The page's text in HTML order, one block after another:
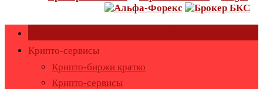
Крипто-сервисы
Крипто-биржи кратко
Крипто-сервисы